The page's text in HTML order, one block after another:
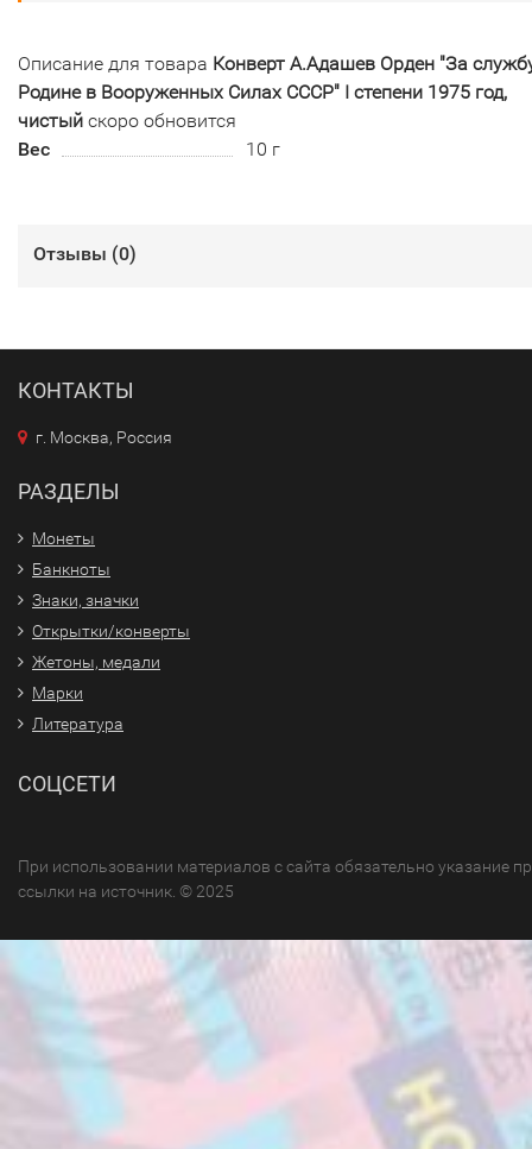
Описание для товара Конверт А.Адашев Орден "За
Родине в Вооруженных Силах СССР" I степени 1975 год,
чистый скоро обновится
Вес
10 г
Отзывы (0)
КОНТАКТЫ
г. Москва, Россия
РАЗДЕЛЫ
Монеты
Банкноты
Знаки, значки
Открытки/конверты
Жетоны, медали
Марки
Литература
СОЦСЕТИ
При использовании материалов с сайта обязательно указание
ссылки на источник. © 2025